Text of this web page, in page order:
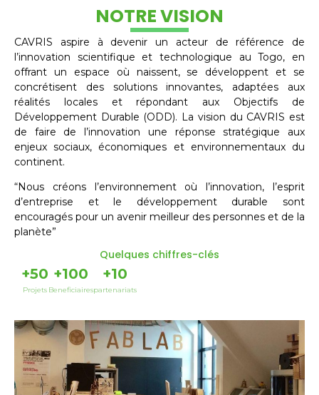
NOTRE VISION
CAVRIS aspire à devenir un acteur de référence de
l’innovation scientifique et technologique au Togo, en
offrant un espace où naissent, se développent et se
concrétisent des solutions innovantes, adaptées aux
réalités locales et répondant aux Objectifs de
Développement Durable (ODD). La vision du CAVRIS est
de faire de l’innovation une réponse stratégique aux
enjeux sociaux, économiques et environnementaux du
continent.
“Nous créons l’environnement où l’innovation, l’esprit
d’entreprise et le développement durable sont
encouragés pour un avenir meilleur des personnes et de la
planète”
Quelques chiffres-clés
Projets
+50
Beneficiaires
+100
partenariats
+10